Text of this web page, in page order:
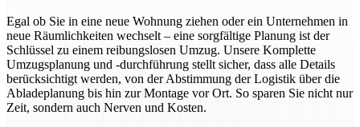
Egal ob Sie in eine neue Wohnung ziehen oder ein Unternehmen in
neue Räumlichkeiten wechselt – eine sorgfältige Planung ist der
Schlüssel zu einem reibungslosen Umzug. Unsere Komplette
Umzugsplanung und -durchführung stellt sicher, dass alle Details
berücksichtigt werden, von der Abstimmung der Logistik über die
Abladeplanung bis hin zur Montage vor Ort. So sparen Sie nicht nur
Zeit, sondern auch Nerven und Kosten.